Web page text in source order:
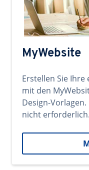
MyWebsite
Erstellen Sie
mit den
Design-
nicht erforderlich.